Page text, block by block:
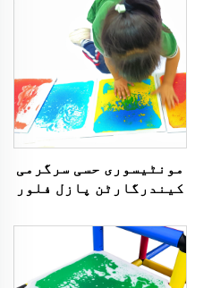
مونٹیسوری حسی سرگرمی
کیندرگارٹن پازل فلور
زہریلے کھیل کے میٹس
حسی رقابہ جوہریں